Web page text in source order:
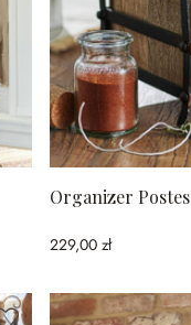
Organizer Postes
229,00 zł